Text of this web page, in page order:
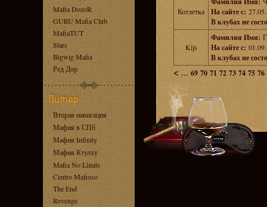
Mafia DozoR
GURU Mafia Club
MafiaTUT
Stars
Bigwig Mafia
Ред Дор
Вторая навигация
Мафия в СПб
Мафия Infinity
Мафия Ктулху
Mafia No Limits
Centro Mafioso
The End
Revenge
Котлетка На сайте с:
В клубах не
Kijs
Фамилия Имя:
На сайте с:
В клубах не
< ...69 70 71 72 73 74 75 76